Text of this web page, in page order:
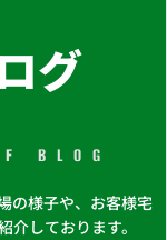
グ
BLOG
の様子や、お客様宅
しております。